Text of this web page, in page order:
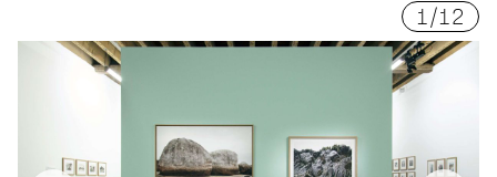
1 /12